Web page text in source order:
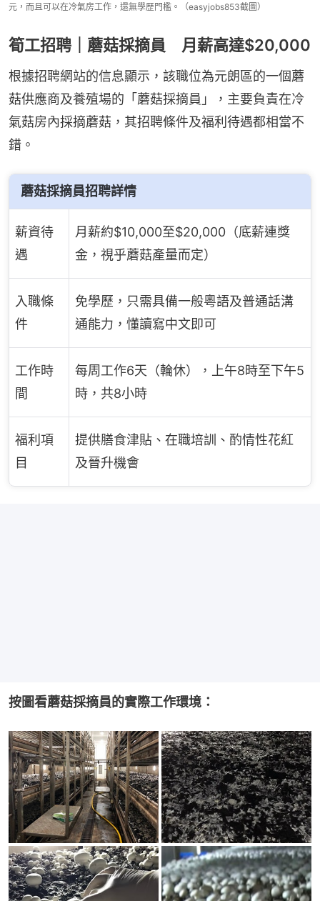
元，而且可以在冷氣房工作，還無學歷門檻。（easyjobs853截圖）
筍工招聘｜蘑菇採摘員 月薪高達$20,000
根據招聘網站的信息顯示，該職位為元朗區的一個蘑
菇供應商及養殖場的「蘑菇採摘員」，主要負責在冷
氣菇房內採摘蘑菇，其招聘條件及福利待遇都相當不
錯。
蘑菇採摘員招聘詳情
薪資待
遇
月薪約$10,000至$20,000（底薪連獎
金，視乎蘑菇產量而定）
入職條
件
免學歷，只需具備一般粵語及普通話溝
通能力，懂讀寫中文即可
工作時
間
每周工作6天（輪休），上午8時至下午5
時，共8小時
福利項
目
提供膳食津貼、在職培訓、酌情性花紅
及晉升機會
按圖看蘑菇採摘員的實際工作環境：